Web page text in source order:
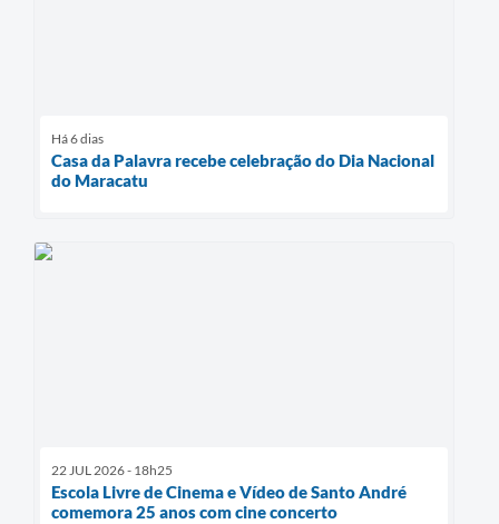
Há 6 dias
Casa da Palavra recebe celebração do Dia Nacional
do Maracatu
22 JUL 2026 - 18h25
Escola Livre de Cinema e Vídeo de Santo André
comemora 25 anos com cine concerto